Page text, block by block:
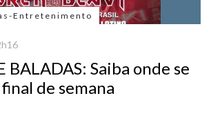
Entretenimento
BALADAS: Saiba onde se
de semana